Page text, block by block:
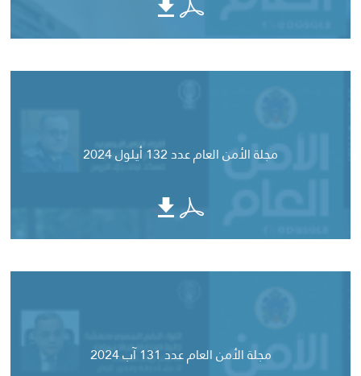
مجلة الأمن العام عدد 132 أيلول 2024
مجلة الأمن العام عدد 131 آب 2024